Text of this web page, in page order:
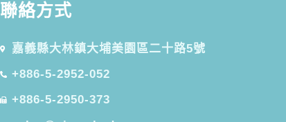
聯絡方式​
嘉義縣大林鎮大埔美園區二十路5號
+886-5-2952-052
+886-5-2950-373